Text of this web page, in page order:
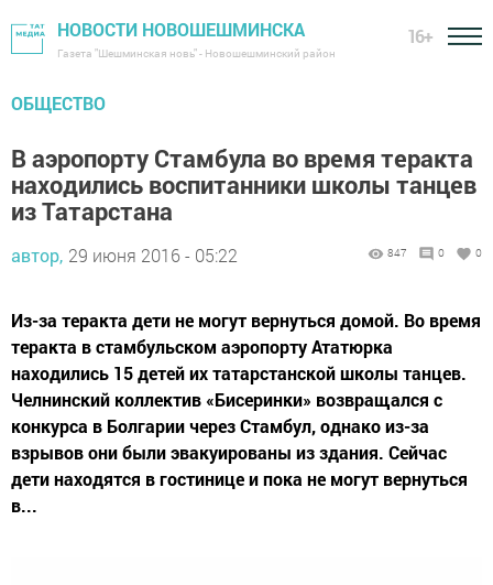
НОВОСТИ НОВОШЕШМИНСКА
Газета "Шешминская новь" - Новошешминский район
16+
ОБЩЕСТВО
В аэропорту Стамбула во время теракта
находились воспитанники школы танцев
из Татарстана
автор, 29 июня 2016 - 05:22 847 0 0
Из-за теракта дети не могут вернуться домой. Во время
теракта в стамбульском аэропорту Ататюрка
находились 15 детей их татарстанской школы танцев.
Челнинский коллектив «Бисеринки» возвращался с
конкурса в Болгарии через Стамбул, однако из-за
взрывов они были эвакуированы из здания. Сейчас
дети находятся в гостинице и пока не могут вернуться
в...